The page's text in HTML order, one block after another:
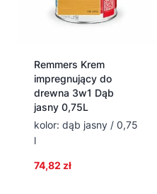
Remmers Krem
impregnujący do
drewna 3w1 Dąb
jasny 0,75L
kolor: dąb jasny / 0,75
l
74,82 zł